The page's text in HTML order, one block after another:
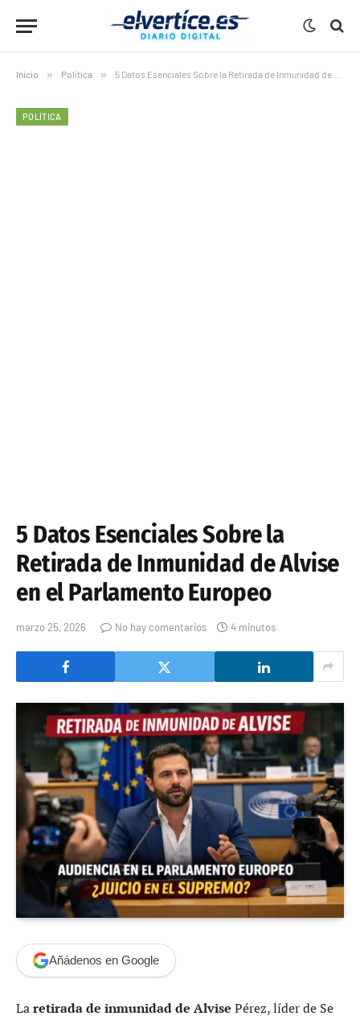
Inicio » Política » 5 Datos Esenciales Sobre la Retirada de Inmunidad de Alvise en el Parlamento Europeo
POLÍTICA
5 Datos Esenciales Sobre la
Retirada de Inmunidad de Alvise
en el Parlamento Europeo
marzo 25, 2026 No hay comentarios 4 minutos
Añádenos en Google
Laretirada de inmunidad de Alvise Pérez, líder de Se